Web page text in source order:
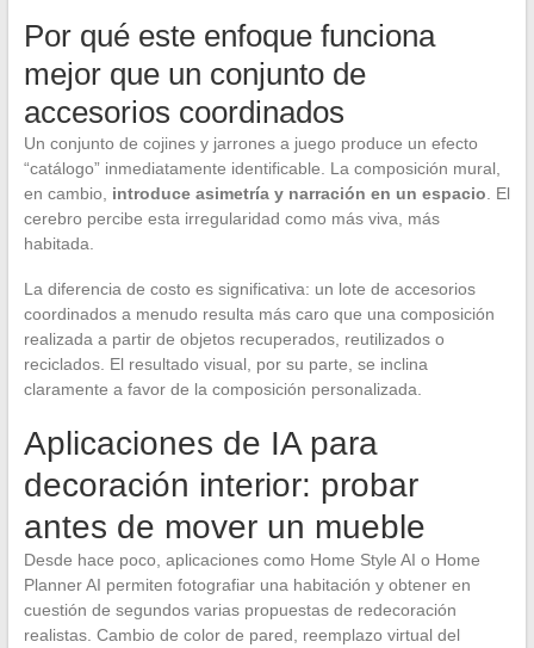
Por qué este enfoque funciona
mejor que un conjunto de
accesorios coordinados
Un conjunto de cojines y jarrones a juego produce un efecto
“catálogo” inmediatamente identificable. La composición mural,
en cambio, introduce asimetría y narración en un espacio . El
cerebro percibe esta irregularidad como más viva, más
habitada.
La diferencia de costo es significativa: un lote de accesorios
coordinados a menudo resulta más caro que una composición
realizada a partir de objetos recuperados, reutilizados o
reciclados. El resultado visual, por su parte, se inclina
claramente a favor de la composición personalizada.
Aplicaciones de IA para
decoración interior: probar
antes de mover un mueble
Desde hace poco, aplicaciones como Home Style AI o Home
Planner AI permiten fotografiar una habitación y obtener en
cuestión de segundos varias propuestas de redecoración
realistas. Cambio de color de pared, reemplazo virtual del